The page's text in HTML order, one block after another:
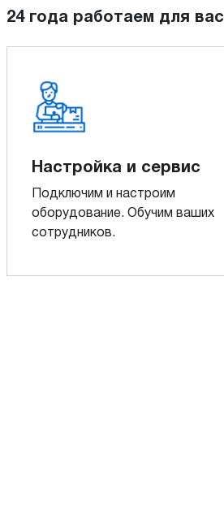
24 года работаем для вас
Настройка и сервис
Подключим и настроим
оборудование. Обучим ваших
сотрудников.